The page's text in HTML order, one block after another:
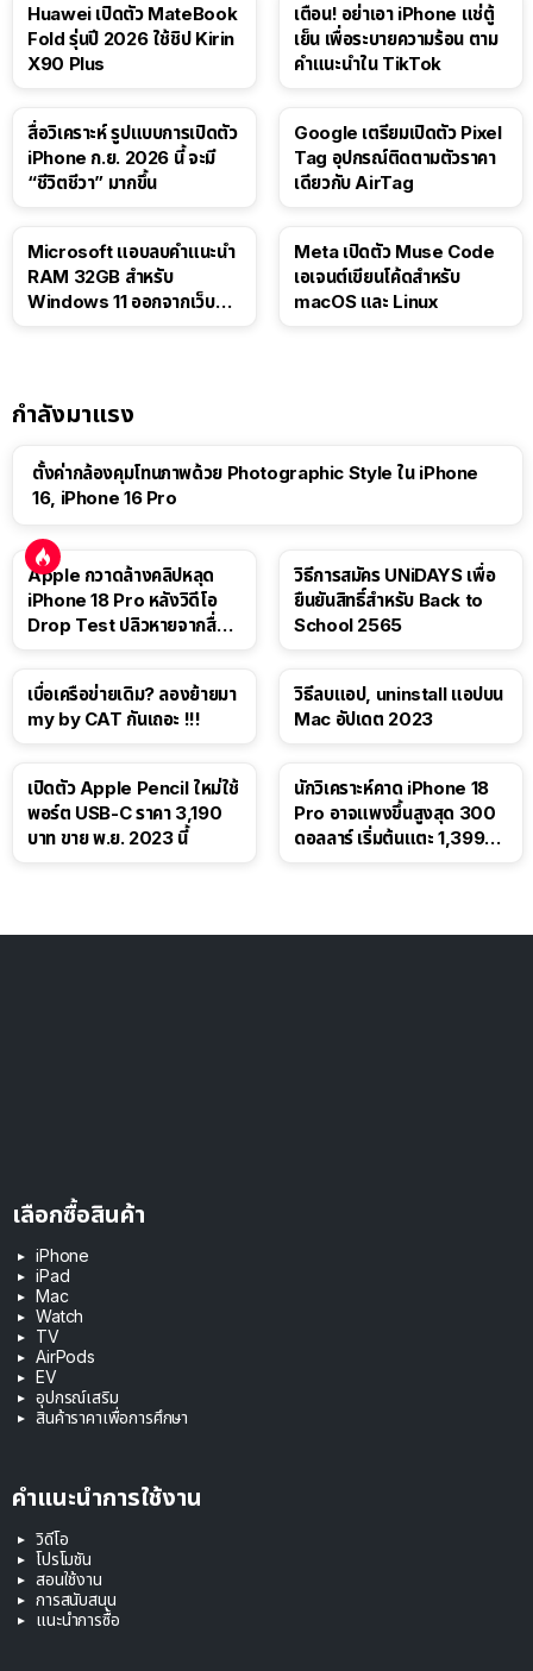
Huawei เปิดตัว MateBook
Fold รุ่นปี 2026 ใช้ชิป Kirin
X90 Plus
เตือน! อย่าเอา iPhone แช่ตู้
เย็น เพื่อระบายความร้อน ตาม
คำแนะนำใน TikTok
สื่อวิเคราะห์ รูปแบบการเปิดตัว
iPhone ก.ย. 2026 นี้ จะมี
“ชีวิตชีวา” มากขึ้น
Google เตรียมเปิดตัว Pixel
Tag อุปกรณ์ติดตามตัวราคา
เดียวกับ AirTag
Microsoft แอบลบคำแนะนำ
RAM 32GB สำหรับ
Windows 11 ออกจากเว็บตัว
Meta เปิดตัว Muse Code
เอเจนต์เขียนโค้ดสำหรับ
macOS และ Linux
กำลังมาแรง
ตั้งค่ากล้องคุมโทนภาพด้วย Photographic Style ใน iPhone
16, iPhone 16 Pro
Apple กวาดล้างคลิปหลุด
iPhone 18 Pro หลังวิดีโอ
Drop Test ปลิวหายจากสื่อ
วิธีการสมัคร UNiDAYS เพื่อ
ยืนยันสิทธิ์สำหรับ Back to
School 2565
เบื่อเครือข่ายเดิม? ลองย้ายมา
my by CAT กันเถอะ !!!
วิธีลบแอป, uninstall แอปบน
Mac อัปเดต 2023
เปิดตัว Apple Pencil ใหม่ใช้
พอร์ต USB-C ราคา 3,190
บาท ขาย พ.ย. 2023 นี้
นักวิเคราะห์คาด iPhone 18
Pro อาจแพงขึ้นสูงสุด 300
ดอลลาร์ เริ่มต้นแตะ 1,399
เลือกซื้อสินค้า
iPhone
iPad
Mac
Watch
TV
AirPods
EV
อุปกรณ์เสริม
สินค้าราคาเพื่อการศึกษา
คำแนะนำการใช้งาน
วิดีโอ
โปรโมชัน
สอนใช้งาน
การสนับสนุน
แนะนำการซื้อ